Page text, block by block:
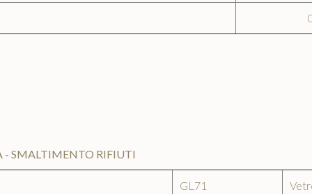
- SMALTIMENTO RIFIUTI
GL71